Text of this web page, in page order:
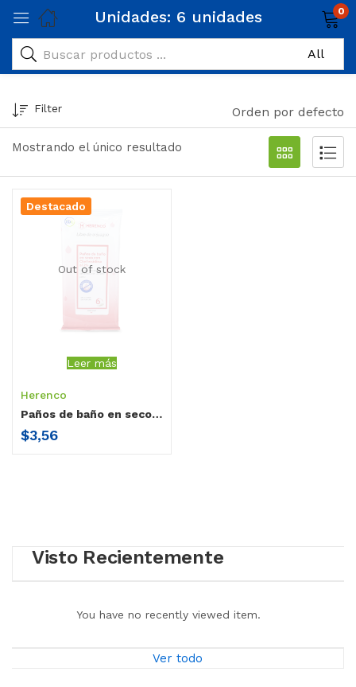
Unidades: 6 unidades 0
Mostrando el único resultado
Filter Orden por defecto
Out of stock
Leer más
Destacado
Herenco
Paños de baño en seco con Clorhexidina al 2%
$3,56
Visto Recientemente
You have no recently viewed item.
Ver todo